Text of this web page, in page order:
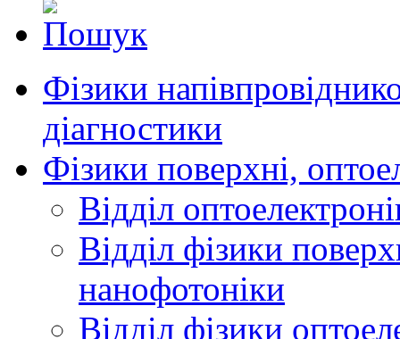
Фізики
діагностики
Фізики поверхні,
Відділ
Відділ фізики
нанофотоніки
Відділ фізики